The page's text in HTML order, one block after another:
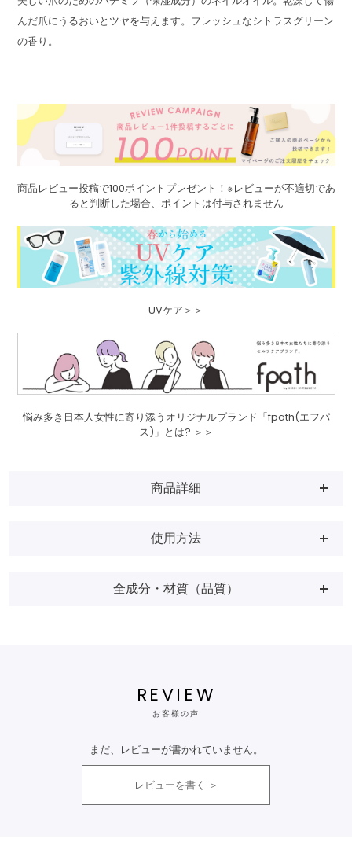
んだ爪にうるおいとツヤを与えます。フレッシュなシトラスグリーン
の香り。
商品レビュー投稿で100ポイントプレゼント！※レビューが不適切であ
ると判断した場合、ポイントは付与されません
UVケア＞＞
悩み多き日本人女性に寄り添うオリジナルブランド「fpath(エフパ
ス)」とは? ＞＞
商品詳細
使用方法
全成分・材質（品質）
REVIEW
お客様の声
まだ、レビューが書かれていません。
レビューを書く